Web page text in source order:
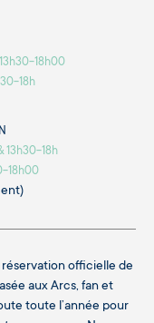
18h00
18h
13h30-18h
18h00
réservation officielle de
aux Arcs, fan et
toute l’année pour